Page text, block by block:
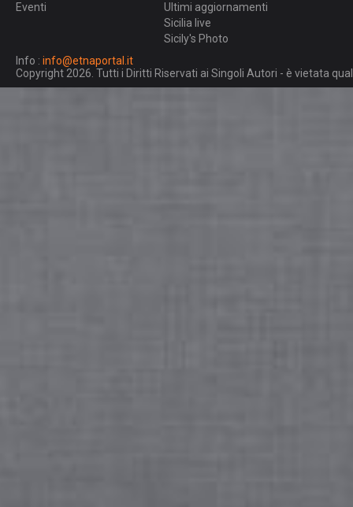
Eventi
Ultimi aggiornamenti
Sicilia live
Sicily's Photo
Info : info@etnaportal.it
Copyright 2026. Tutti i Diritti Riservati ai Singoli Autori - è vietata